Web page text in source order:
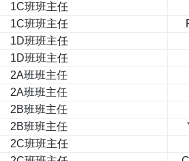
1C班班主任
1C班班主任
1D班班主任
1D班班主任
2A班班主任
2A班班主任
2B班班主任
2B班班主任
2C班班主任